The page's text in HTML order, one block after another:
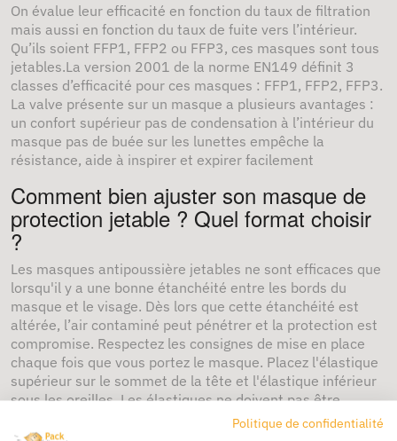
On évalue leur efficacité en fonction du taux de filtration
mais aussi en fonction du taux de fuite vers l’intérieur.
Qu’ils soient FFP1, FFP2 ou FFP3, ces masques sont tous
jetables.La version 2001 de la norme EN149 définit 3
classes d’efficacité pour ces masques : FFP1, FFP2, FFP3.
La valve présente sur un masque a plusieurs avantages :
un confort supérieur pas de condensation à l’intérieur du
masque pas de buée sur les lunettes empêche la
résistance, aide à inspirer et expirer facilement
Comment bien ajuster son masque de
protection jetable ? Quel format choisir
?
Les masques antipoussière jetables ne sont efficaces que
lorsqu'il y a une bonne étanchéité entre les bords du
masque et le visage. Dès lors que cette étanchéité est
altérée, l’air contaminé peut pénétrer et la protection est
compromise. Respectez les consignes de mise en place
chaque fois que vous portez le masque. Placez l'élastique
supérieur sur le sommet de la tête et l'élastique inférieur
sous les oreilles. Les élastiques ne doivent pas être
enroulés. Ajustez les panneaux supérieur et inférieur à
l’aide des languettes, pour un port confortable. Assurez-
Politique de confidentialité